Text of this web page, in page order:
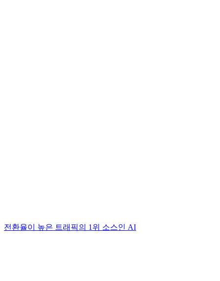
전환율이 높은 트래픽의 1위 소스인 AI